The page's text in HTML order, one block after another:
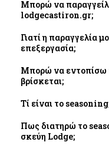
Μπορώ να
lodgecastiron.gr;
Γιατί η παραγγελία
επεξεργασία;
Μπορώ να εντοπίσω
βρίσκεται;
Τί είναι το
Πως διατηρώ το
σκεύη Lodge;